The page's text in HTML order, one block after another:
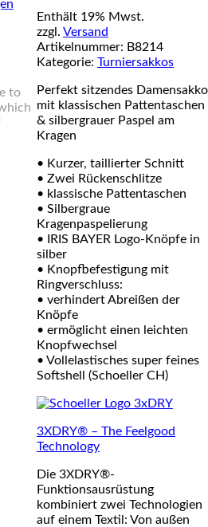
Enthält 19% Mwst.
zzgl. Versand
Artikelnummer: B8214
Kategorie: Turniersakkos
Perfekt sitzendes Damensakko
mit klassischen Pattentaschen
& silbergrauer Paspel am
Kragen
• Kurzer, taillierter Schnitt
• Zwei Rückenschlitze
• klassische Pattentaschen
• Silbergraue
Kragenpaspelierung
• IRIS BAYER Logo-Knöpfe in
silber
• Knopfbefestigung mit
Ringverschluss:
• verhindert Abreißen der
Knöpfe
• ermöglicht einen leichten
Knopfwechsel
• Vollelastisches super feines
Softshell (Schoeller CH)
3XDRY® – The Feelgood
Technology
Die 3XDRY®-
Funktionsausrüstung
kombiniert zwei Technologien
auf einem Textil: Von außen
to